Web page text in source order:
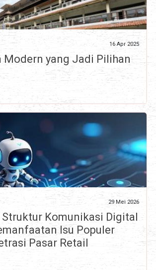
16 Apr 2025
Modern yang Jadi Pilihan
29 Mei 2026
Struktur Komunikasi Digital
Isu Populer
Pasar Retail